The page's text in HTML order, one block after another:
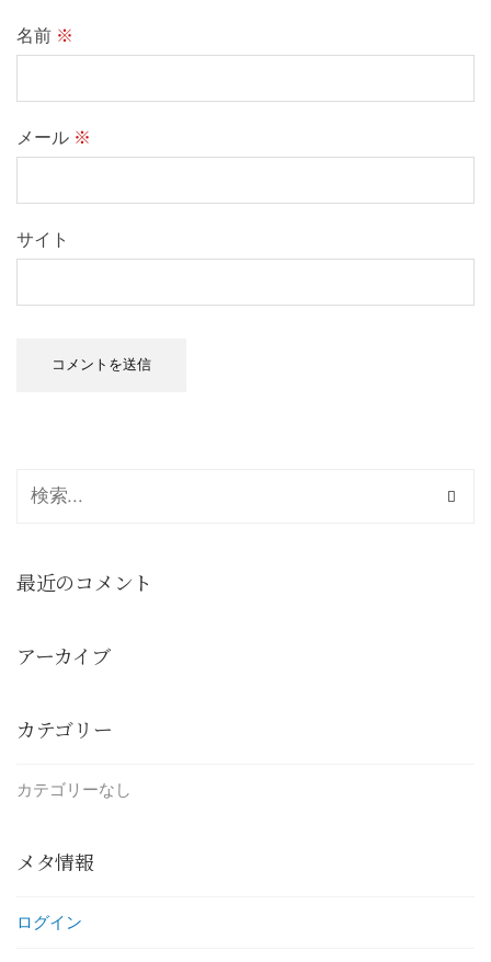
名前 ※
メール ※
サイト
最近のコメント
アーカイブ
カテゴリー
カテゴリーなし
メタ情報
ログイン